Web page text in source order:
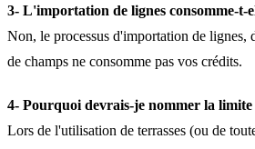
3- L'importation de lignes consomme-t-
Non, le processus d'importation de lignes,
de champs ne consomme pas vos crédits.
4- Pourquoi devrais-je nommer la limite
Lors de l'utilisation de terrasses (ou de